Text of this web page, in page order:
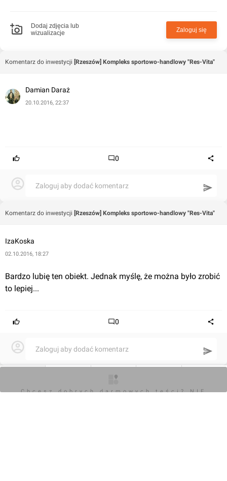
Dodaj zdjęcia lub
wizualizacje
Zaloguj się
Komentarz do inwestycji [Rzeszów] Kompleks sportowo-handlowy "Res-Vita"
Damian Daraż
20.10.2016, 22:37
0
Zaloguj aby dodać komentarz
Komentarz do inwestycji [Rzeszów] Kompleks sportowo-handlowy "Res-Vita"
IzaKoska
02.10.2016, 18:27
Bardzo lubię ten obiekt. Jednak myślę, że można było zrobić
to lepiej...
0
Zaloguj aby dodać komentarz
[Rzeszów] Kompleks sportowo-handlowy "Res-Vita"
Chcesz dobrych darmowych teści? NIE